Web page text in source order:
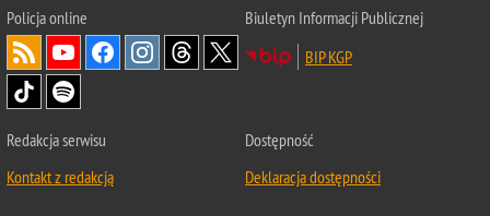
Policjaonline
Biuletyn Informacji Publicznej
BIP KGP
Redakcja serwisu
Kontakt z redakcją
Dostępność
Deklaracja dostępności